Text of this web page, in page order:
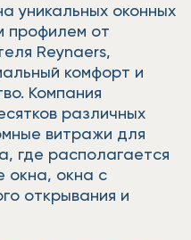
уникальных оконных
профилем от
Reynaers,
комфорт и
Компания
различных
витражи для
где располагается
окна, окна с
открывания и